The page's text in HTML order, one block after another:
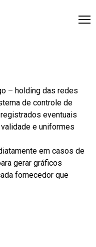
– holding das redes
de controle de
eventuais
e uniformes
em casos de
gerar gráficos
fornecedor que